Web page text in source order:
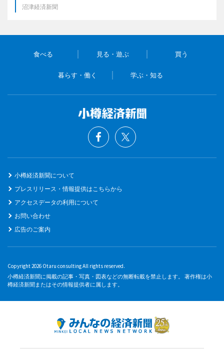
沼津経済新聞
食べる 見る・遊ぶ 買う
暮らす・働く 学ぶ・知る
小樽経済新聞について
プレスリリース・情報提供はこちらから
アクセスデータの利用について
お問い合わせ
広告のご案内
Copyright 2026 Otaru consulting All rights reserved.
小樽経済新聞に掲載の記事・写真・図表などの無断転載を禁止します。 著作権は小
樽経済新聞またはその情報提供者に属します。